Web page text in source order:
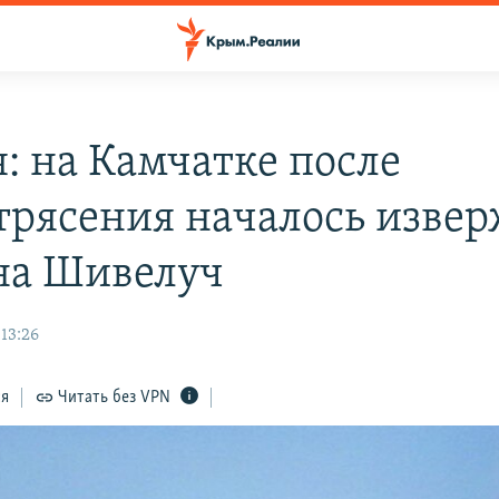
на Камчатке после
началось
Шивелуч
Читать без VPN